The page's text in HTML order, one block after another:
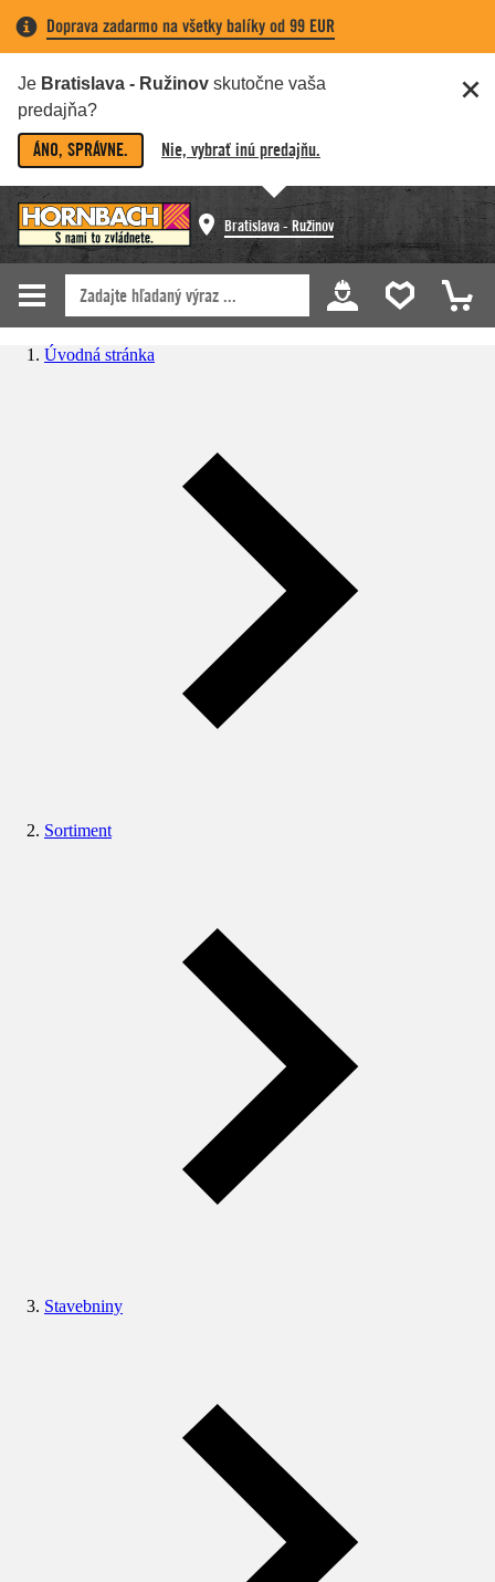
Doprava zadarmo na všetky balíky od 99 EUR
Je Bratislava - Ružinov skutočne vaša
predajňa?
ÁNO, SPRÁVNE. Nie, vybrať inú predajňu.
Bratislava - Ružinov
Úvodná stránka
Sortiment
Stavebniny